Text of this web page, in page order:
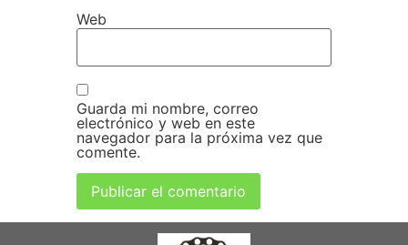
Web
Guarda mi nombre, correo
electrónico y web en este
navegador para la próxima vez que
comente.